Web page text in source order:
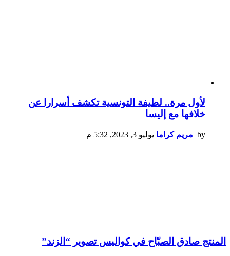
لأول مرة.. لطيفة التونسية تكشف أسرارا عن
خلافها مع إليسا
by مريم كراما يوليو 3, 2023, 5:32 م
المنتج صادق الصبّاح في كواليس تصوير “الزند”